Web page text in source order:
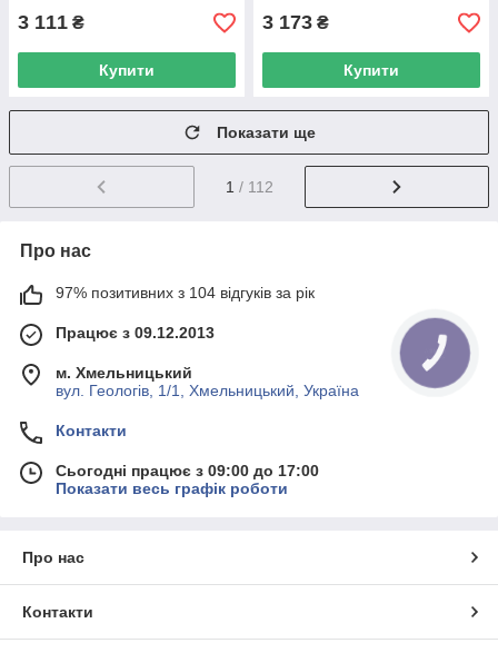
3 111 ₴
Купити
3 173 ₴
Купити
Показати ще
1 / 112
Про нас
97% позитивних з 104 відгуків за рік
Працює з 09.12.2013
м. Хмельницький
вул. Геологів, 1/1, Хмельницький, Україна
Контакти
Сьогодні працює з 09:00 до 17:00
Показати весь графік роботи
Про нас
Контакти